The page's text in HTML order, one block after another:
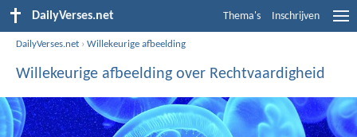
DailyVerses.net Thema's Inschrijven
DailyVerses.net ›Willekeurige afbeelding
Willekeurige afbeelding over Rechtvaardigheid